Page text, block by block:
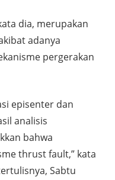
dia, merupakan
adanya
pergerakan
episenter dan
analisis
bahwa
thrust fault,” kata
Sabtu